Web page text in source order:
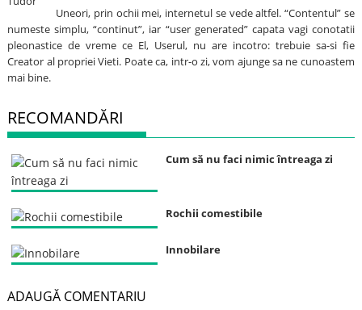
Uneori, prin ochii mei, internetul se vede altfel. “Contentul” se
numeste simplu, “continut”, iar “user generated” capata vagi conotatii
pleonastice de vreme ce El, Userul, nu are incotro: trebuie sa-si fie
Creator al propriei Vieti. Poate ca, intr-o zi, vom ajunge sa ne cunoastem
mai bine.
RECOMANDĂRI
Cum să nu faci nimic întreaga zi
Rochii comestibile
Innobilare
ADAUGĂ COMENTARIU